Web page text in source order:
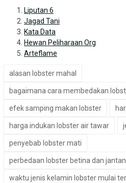
Liputan 6
Jagad Tani
Kata Data
Hewan Peliharaan Org
Arteflame
alasan lobster mahal
bagaimana cara membedakan
efek samping makan lobster
harga indukan lobster air tawar
penyebab lobster mati
perbedaan lobster betina dan
waktu jenis kelamin lobster mulai